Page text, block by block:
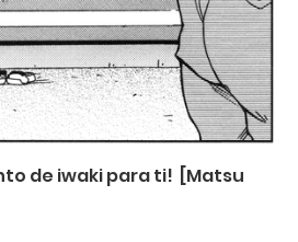
de iwaki para ti! [Matsu